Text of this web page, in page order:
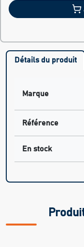
Détails du produit
Marque
Référence
En stock